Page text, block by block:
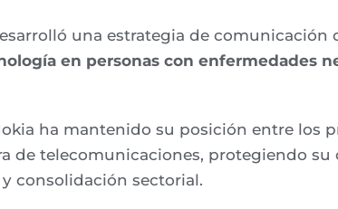
una estrategia de comunicación
en personas con enfermedades
ha mantenido su posición entre los
de telecomunicaciones, protegiendo
consolidación sectorial.